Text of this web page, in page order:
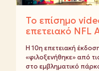
Το επίσημο
επετειακό NFL
Η 10η επετειακή
«φιλοξενήθηκε» από
στο εμβληματικό